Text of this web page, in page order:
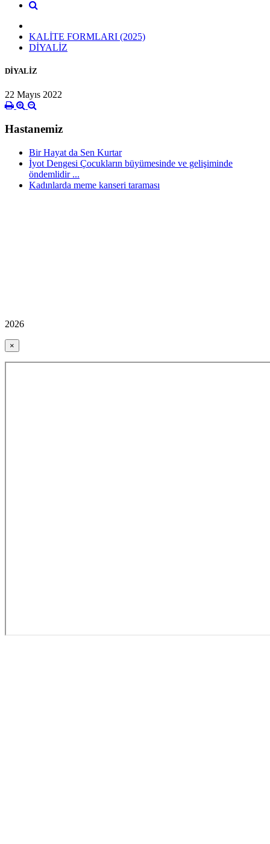
KALİTE FORMLARI (2025)
DİYALİZ
DİYALİZ
22 Mayıs 2022
Hastanemiz
Bir Hayat da Sen Kurtar
İyot Dengesi Çocukların büyümesinde ve gelişiminde
öndemlidir ...
Kadınlarda meme kanseri taraması
2026
×